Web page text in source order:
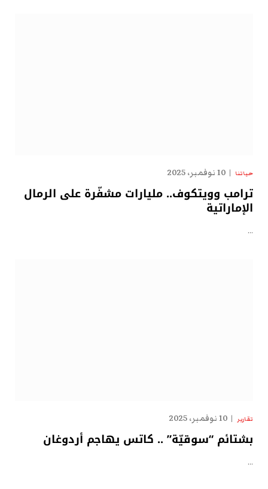
حياتنا 10 نوفمبر، 2025
ترامب وويتكوف.. مليارات مشفّرة على الرمال
الإماراتية
…
تقارير 10 نوفمبر، 2025
بشتائم “سوقيّة” .. كاتس يهاجم أردوغان
…